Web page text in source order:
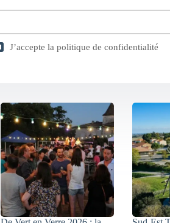
J’accepte la politique de confidentialité